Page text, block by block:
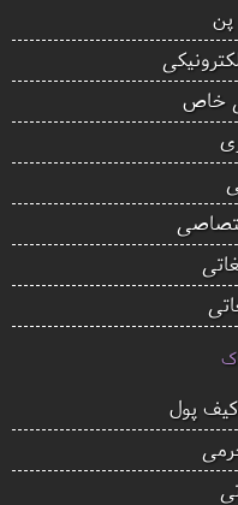
پن
خاص
پول